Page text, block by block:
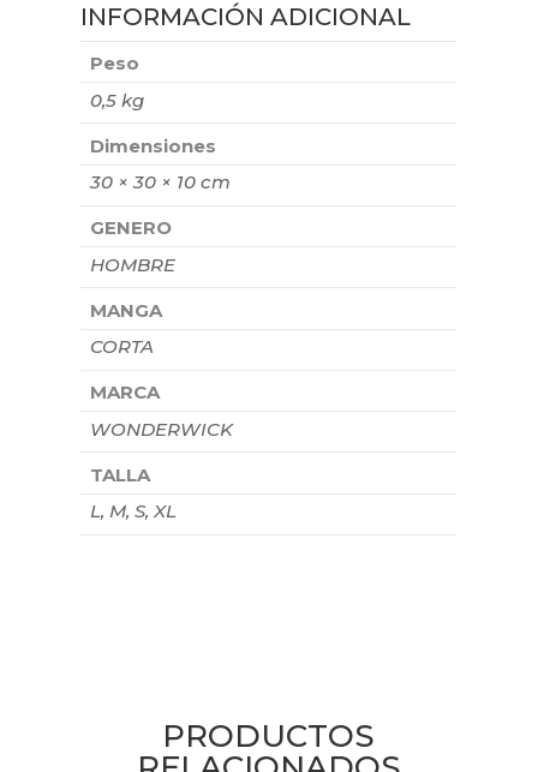
INFORMACIÓN ADICIONAL
Peso
0,5 kg
Dimensiones
30 × 30 × 10 cm
GENERO
HOMBRE
MANGA
CORTA
MARCA
WONDERWICK
TALLA
L, M, S, XL
PRODUCTOS